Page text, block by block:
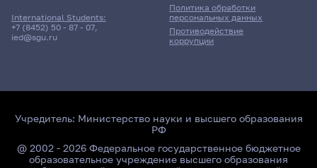
International Students:
+7 (8452) 50 - 87 - 07,
ied@sgu.ru
Политика обработки
персональных данных
Противодействие
коррупции
Учредитель: Министерство науки и высшего образования
РФ
@ 2002 - 2026 Федеральное государственное бюджетное
образовательное учреждение высшего образования